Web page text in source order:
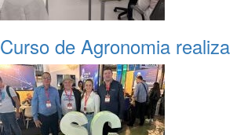
Curso de Agronomia